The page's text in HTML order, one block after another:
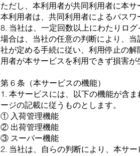
ただし、本利⽤者が共同利⽤者に本
本利⽤者は、共同利⽤者によるパス
8. 当社は、⼀定回数以上にわたりロ
場合は、当社の任意の判断により、
社が定める⼿続に従い、利⽤停⽌の
⽤者が本サービスを利⽤できず損害が
第 6 条（本サービスの機能）
1. 本サービスには、以下の機能が含
ージの記載に従うものとします。
① ⼊荷管理機能
② 出荷管理機能
③ スーパー機能
2. 当社は、⾃らの判断により、本サ